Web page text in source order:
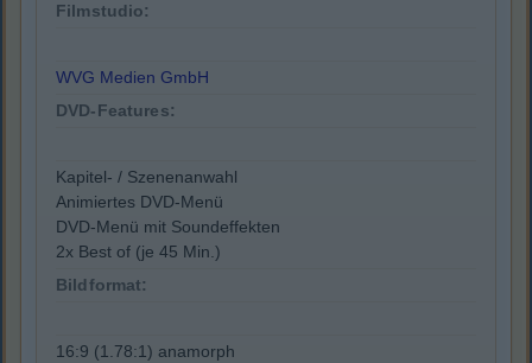
Filmstudio:
WVG Medien GmbH
DVD-Features:
Kapitel- / Szenenanwahl
Animiertes DVD-Menü
DVD-Menü mit Soundeffekten
2x Best of (je 45 Min.)
Bildformat:
16:9 (1.78:1) anamorph